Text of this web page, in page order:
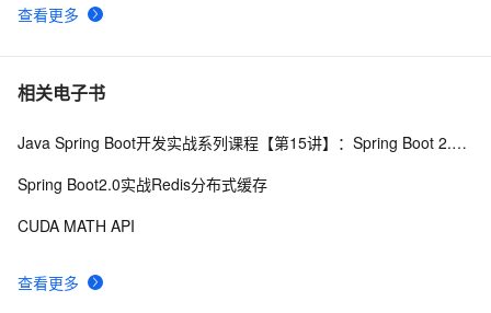
查看更多
相关电子书
查看更多
Java Spring Boot开发实战系列课程【第15讲】：Spring Boot 2.0 API与Spring REST Docs实战
Spring Boot2.0实战Redis分布式缓存
CUDA MATH API